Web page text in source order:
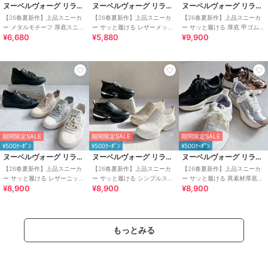
ヌーベルヴォーグ リラックス
【26春夏新作】上品スニーカ
ー メタルモチーフ 厚底スニー
カー
¥6,680
ヌーベルヴォーグ リラックス
【26春夏新作】上品スニーカ
ー サッと履ける レザーメッシ
ュメタルデザインスニーカー
¥5,880
ヌーベルヴォーグ リラックス
【26春夏新作】上品スニーカ
ー サッと履ける 厚底 甲ゴムベ
ルトスニーカー
¥9,900
期間限定SALE
¥500ｸｰﾎﾟﾝ
ヌーベルヴォーグ リラックス
【26春夏新作】上品スニーカ
ー サッと履ける レザーニット
レースアップスニーカー
¥8,900
期間限定SALE
¥500ｸｰﾎﾟﾝ
ヌーベルヴォーグ リラックス
【26春夏新作】上品スニーカ
ー サッと履ける シンプルスリ
ッポンスニーカー
¥8,900
期間限定SALE
¥500ｸｰﾎﾟﾝ
ヌーベルヴォーグ リラックス
【26春夏新作】上品スニーカ
ー サッと履ける 異素材厚底ス
ニーカー
¥8,900
もっとみる